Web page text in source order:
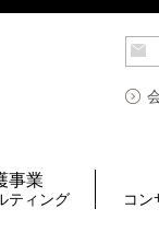
事業
ティング コン